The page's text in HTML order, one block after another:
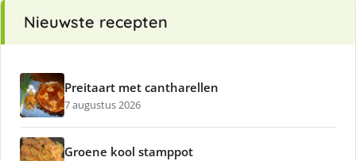
Nieuwste recepten
Preitaart met cantharellen
7 augustus 2026
Groene kool stamppot